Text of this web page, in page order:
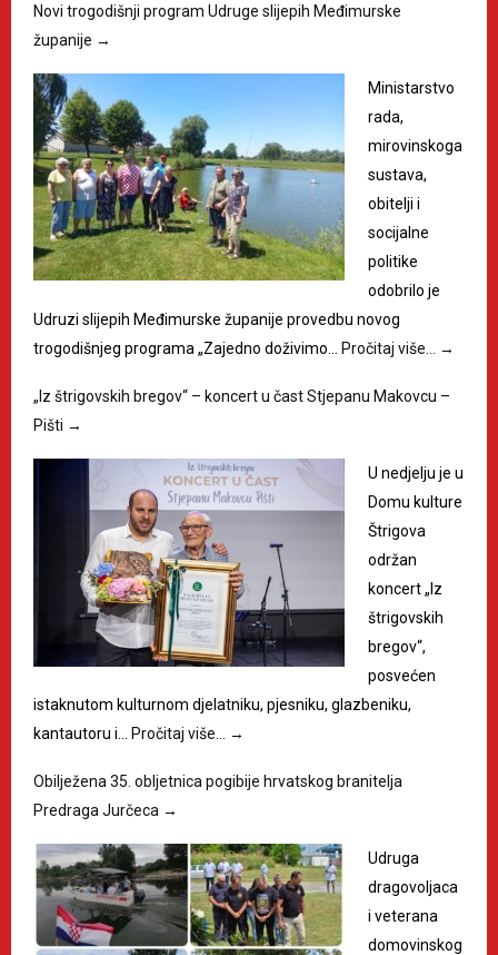
Novi trogodišnji program Udruge slijepih Međimurske
županije →
Ministarstvo
rada,
mirovinskoga
sustava,
obitelji i
socijalne
politike
odobrilo je
Udruzi slijepih Međimurske županije provedbu novog
trogodišnjeg programa „Zajedno doživimo…
Pročitaj više… →
„Iz štrigovskih bregov“ – koncert u čast Stjepanu Makovcu –
Pišti →
U nedjelju je u
Domu kulture
Štrigova
održan
koncert „Iz
štrigovskih
bregov“,
posvećen
istaknutom kulturnom djelatniku, pjesniku, glazbeniku,
kantautoru i…
Pročitaj više… →
Obilježena 35. obljetnica pogibije hrvatskog branitelja
Predraga Jurčeca →
Udruga
dragovoljaca
i veterana
domovinskog